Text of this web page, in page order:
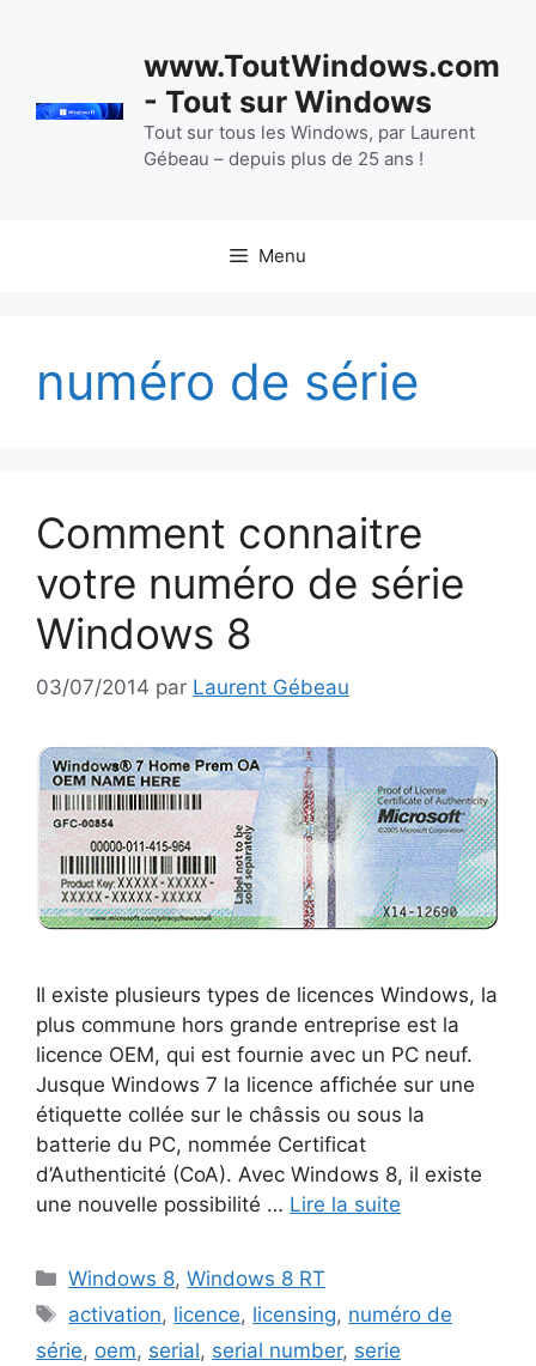
www.ToutWindows.com
- Tout sur Windows
Tout sur tous les Windows, par Laurent
Gébeau – depuis plus de 25 ans !
Menu
numéro de série
Comment connaitre
votre numéro de série
Windows 8
03/07/2014 par Laurent Gébeau
Il existe plusieurs types de licences Windows, la
plus commune hors grande entreprise est la
licence OEM, qui est fournie avec un PC neuf.
Jusque Windows 7 la licence affichée sur une
étiquette collée sur le châssis ou sous la
batterie du PC, nommée Certificat
d’Authenticité (CoA). Avec Windows 8, il existe
une nouvelle possibilité … Lire la suite
Catégories
Windows 8,Windows 8 RT
Étiquettes
activation, licence, licensing, numéro de
série, oem, serial, serial number, serie